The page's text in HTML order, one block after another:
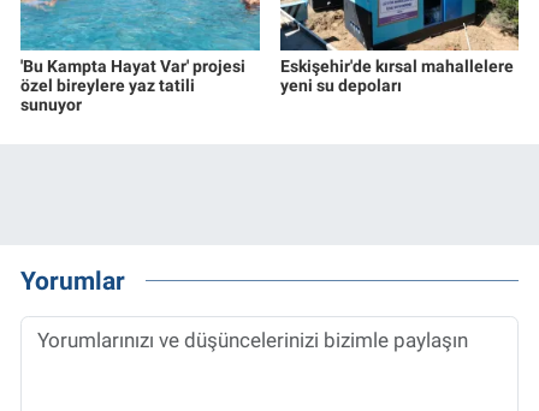
'Bu Kampta Hayat Var' projesi
özel bireylere yaz tatili
sunuyor
Eskişehir'de kırsal mahallelere
yeni su depoları
Yorumlar